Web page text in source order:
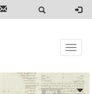
Toggle